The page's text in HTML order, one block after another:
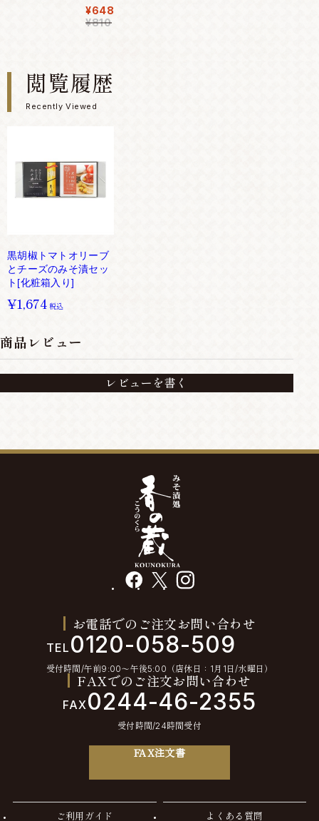
¥648
¥810
閲覧履歴
Recently Viewed
黒胡椒トマトオリーブ
とチーズのみそ漬セッ
ト[化粧箱入り]
¥1,674 税込
商品レビュー
レビューを書く
facebook instagram
お電話でのご注文お問い合わせ
TEL 0120-058-509
受付時間/午前9:00〜午後5:00（店休日：1月1日/水曜日）
FAXでのご注文お問い合わせ
FAX0244-46-2355
受付時間/24時間受付
FAX注文書
ご利用ガイド よくある質問